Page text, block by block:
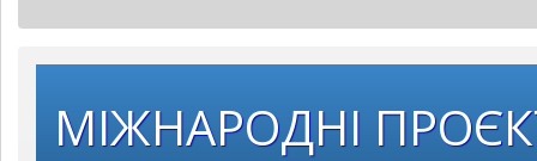
МІЖНАРОДНІ